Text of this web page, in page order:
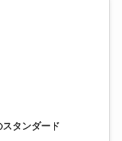
タンダード